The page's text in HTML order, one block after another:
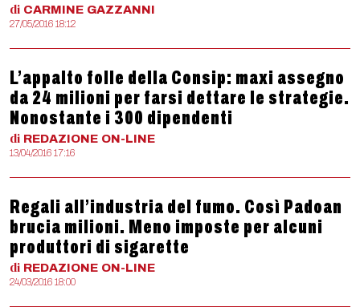
di CARMINE GAZZANNI
27/05/2016 18:12
L’appalto folle della Consip: maxi assegno
da 24 milioni per farsi dettare le strategie.
Nonostante i 300 dipendenti
di REDAZIONE ON-LINE
13/04/2016 17:16
Regali all’industria del fumo. Così Padoan
brucia milioni. Meno imposte per alcuni
produttori di sigarette
di REDAZIONE ON-LINE
24/03/2016 18:00